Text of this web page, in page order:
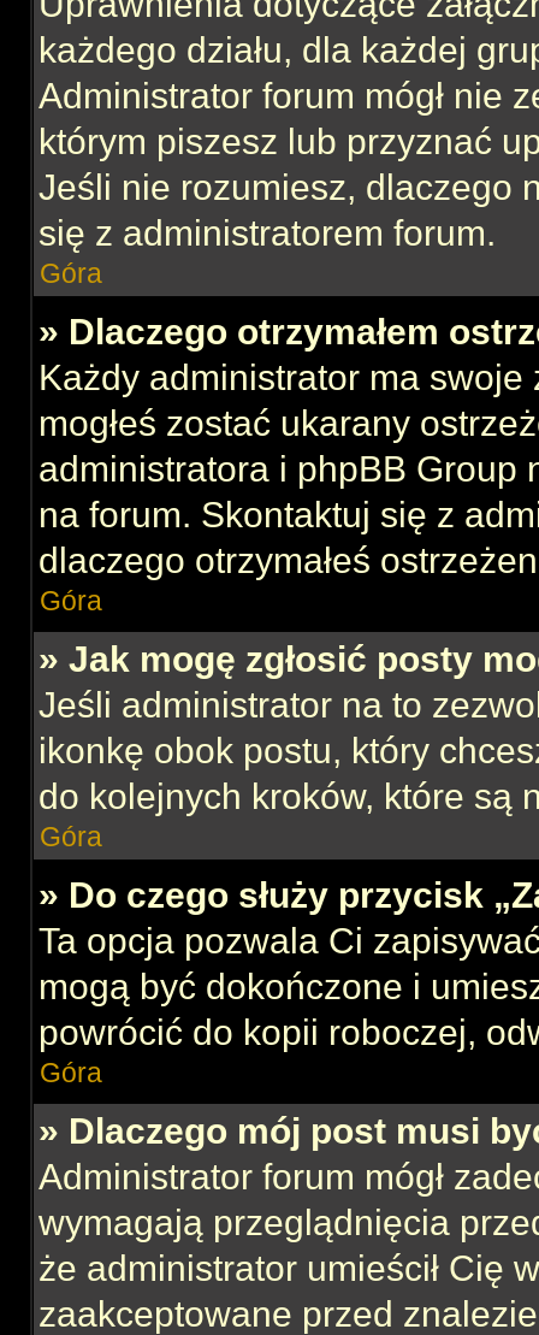
każdego działu, dla każdej
Administrator forum mógł nie
którym piszesz lub przyznać
Jeśli nie rozumiesz, dlaczego
się z administratorem forum.
Góra
» Dlaczego otrzymałem
Każdy administrator ma swoje
mogłeś zostać ukarany
administratora i phpBB Group
na forum. Skontaktuj się z
dlaczego otrzymałeś
Góra
» Jak mogę zgłosić posty
Jeśli administrator na to
ikonkę obok postu, który
do kolejnych kroków, które są
Góra
» Do czego służy przycisk
Ta opcja pozwala Ci
mogą być dokończone i
powrócić do kopii roboczej,
Góra
» Dlaczego mój post musi
Administrator forum mógł
wymagają przeglądnięcia
że administrator umieścił Cię
zaakceptowane przed